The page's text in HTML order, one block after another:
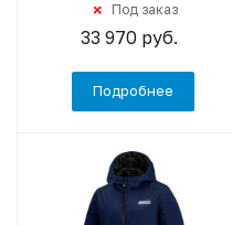
Под заказ
33 970 руб.
Подробнее